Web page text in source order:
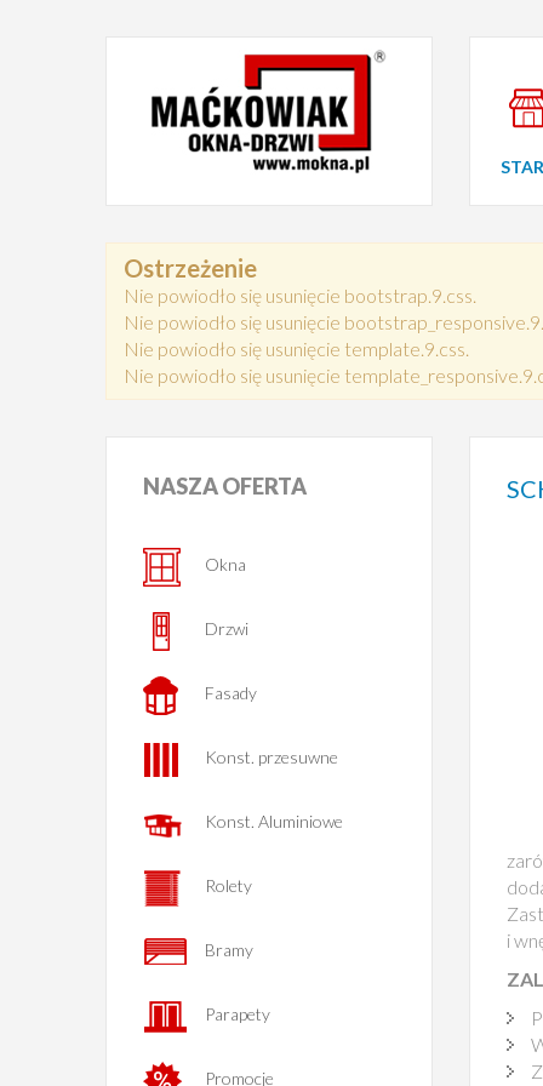
Ostrzeżenie
Nie powiodło się usunięcie bootstrap.9.css.
Nie powiodło się usunięcie
Nie powiodło się usunięcie template.9.css.
Nie powiodło się usunięcie
i
NASZAOFERTA
Okna
Drzwi
Fasady
Konst. przesuwne
Konst. Aluminiowe
Rolety
Bramy
Parapety
Promocje